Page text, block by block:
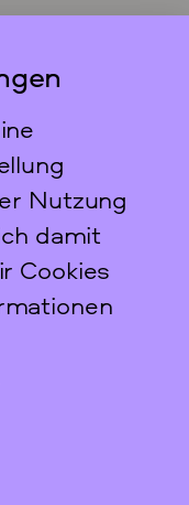
Nutzung
damit
Cookies